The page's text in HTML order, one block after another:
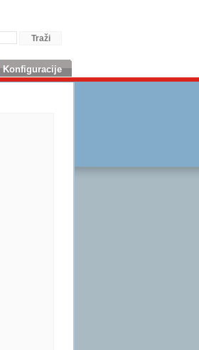
Konfiguracije